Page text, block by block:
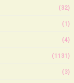
(32)
(1)
(4)
(1131)
(3)